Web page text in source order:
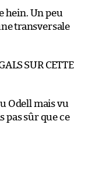
hein. Un peu
transversale
SUR CETTE
Odell mais vu
pas sûr que ce